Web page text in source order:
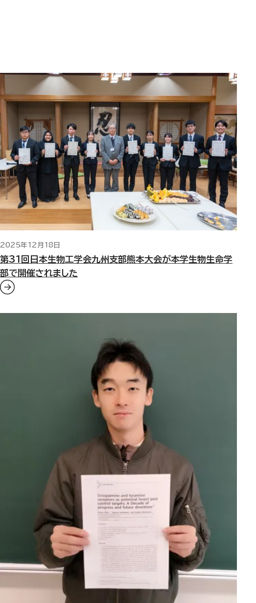
2025年12月18日
第31回日本生物工学会九州支部熊本大会が本学生物生命学
部で開催されました